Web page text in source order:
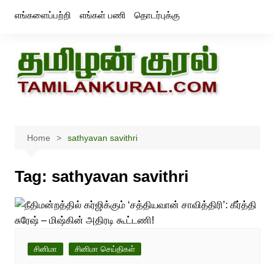
எங்களைப்பற்றி எங்கள் பணி தொடர்புக்கு
Home sathyavan savithri
Tag: sathyavan savithri
சினிமா சினிமா செய்திகள்